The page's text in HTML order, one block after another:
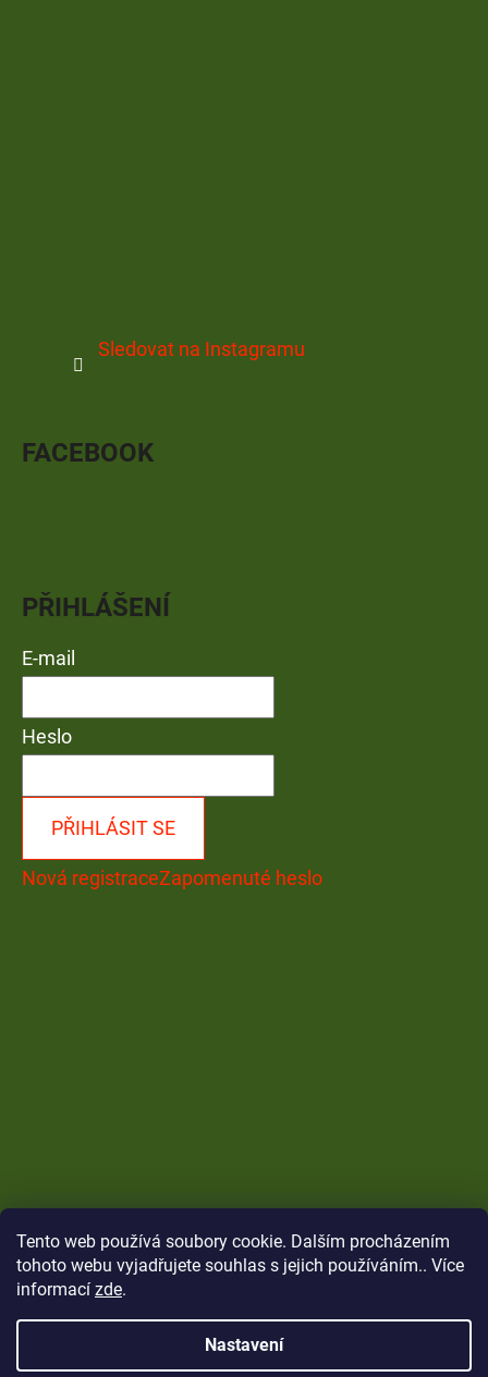
Tento web používá soubory cookie. Dalším procházením
tohoto webu vyjadřujete souhlas s jejich používáním.. Více
informací zde.
Nastavení
Sledovat na Instagramu
FACEBOOK
PŘIHLÁŠENÍ
E-mail
Heslo
PŘIHLÁSIT SE
Nová registraceZapomenuté heslo